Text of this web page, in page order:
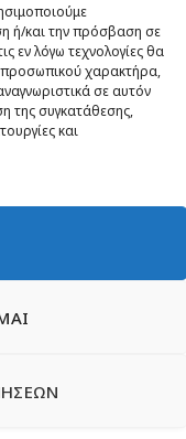
ή/και την πρόσβαση σε
εν λόγω τεχνολογίες θα
προσωπικού χαρακτήρα,
σε αυτόν
της συγκατάθεσης,
και
Γίνε φίλος